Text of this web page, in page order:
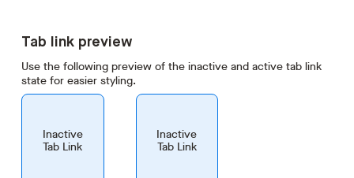
Tab link preview
Use the following preview of the inactive and active tab link
state for easier styling.
Inactive
Tab Link
Inactive
Tab Link